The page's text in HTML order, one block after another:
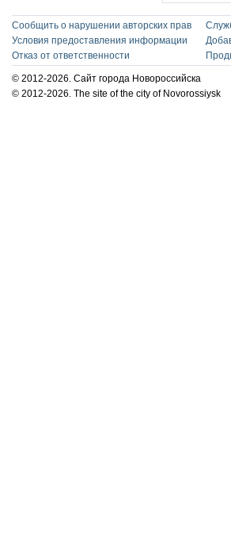
Сообщить о нарушении авторских прав
Условия предоставления информации
Отказ от ответственности
© 2012-2026. Сайт города Новороссийска
© 2012-2026. The site of the city of Novorossiysk